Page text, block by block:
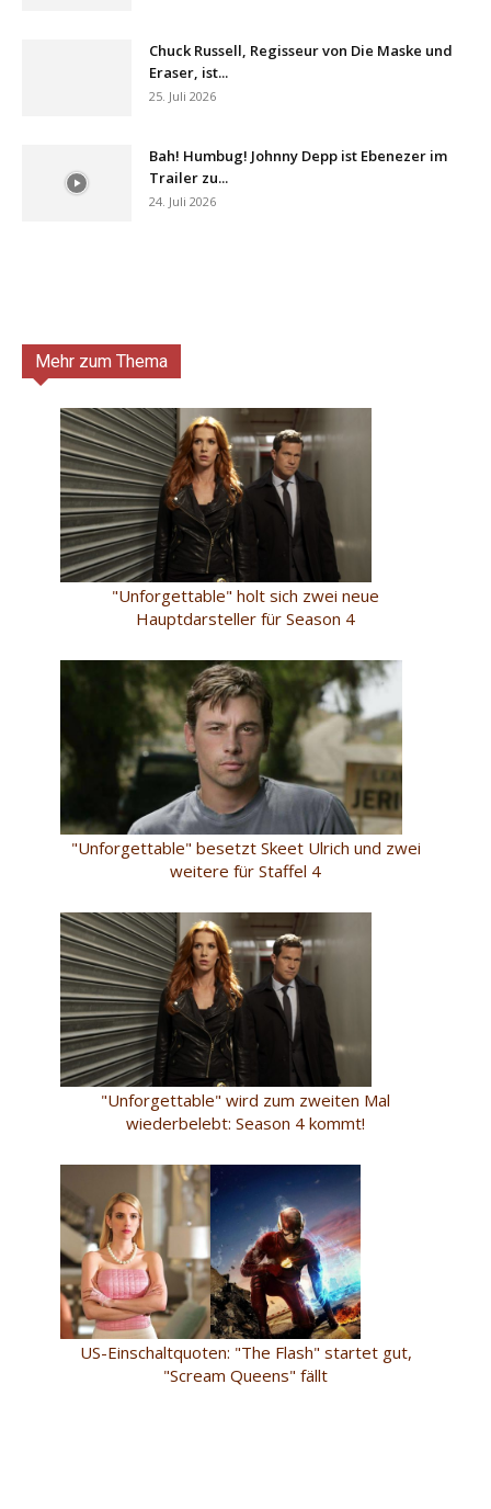
Chuck Russell, Regisseur von Die Maske und
Eraser, ist...
25. Juli 2026
Bah! Humbug! Johnny Depp ist Ebenezer im
Trailer zu...
24. Juli 2026
Mehr zum Thema
"Unforgettable" holt sich zwei neue
Hauptdarsteller für Season 4
"Unforgettable" besetzt Skeet Ulrich und zwei
weitere für Staffel 4
"Unforgettable" wird zum zweiten Mal
wiederbelebt: Season 4 kommt!
US-Einschaltquoten: "The Flash" startet gut,
"Scream Queens" fällt